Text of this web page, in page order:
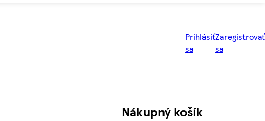
Prihlásiť
sa
Zaregistrovať
sa
Nákupný košík